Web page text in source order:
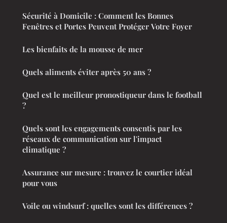
Sécurité à Domicile : Comment les Bonnes
Fenêtres et Portes Peuvent Protéger Votre Foyer
Les bienfaits de la mousse de mer
Quels aliments éviter après 50 ans ?
Quel est le meilleur pronostiqueur dans le football
?
Quels sont les engagements consentis par les
réseaux de communication sur l'impact
climatique ?
Assurance sur mesure : trouvez le courtier idéal
pour vous
Voile ou windsurf : quelles sont les différences ?